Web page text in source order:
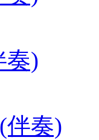
奏)
伴奏)